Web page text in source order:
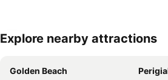
Nagy méretű térkép
Explore nearby attractions
Golden Beach